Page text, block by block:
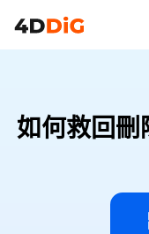
如何救回